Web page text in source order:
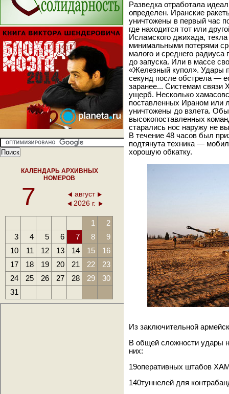
КАЛЕНДАРЬ АРХИВНЫХ
НОМЕРОВ
7
август
2026 г.
1
2
3
4 5 6 7 8
9
10
11 12 13 14 15
16
17
18 19 20 21 22
23
24
25 26 27 28 29
30
31
Разведка отработала
определен. Иранские
уничтожены в первый час
где находится тот или
Исламского джихада,
минимальными потерями
малого и среднего
до запуска. Или в массе
«Железный купол». Удары
секунд после обстрела —
заранее... Системам
ущерб. Несколько
поставленных Ираном или
уничтожены до взлета.
высокопоставленных
старались нос наружу не
В течение 48 часов был
подтянута техника —
хорошую обкатку.
Из заключительной
В общей сложности удары
них:
19оперативных штабов
140туннелей для